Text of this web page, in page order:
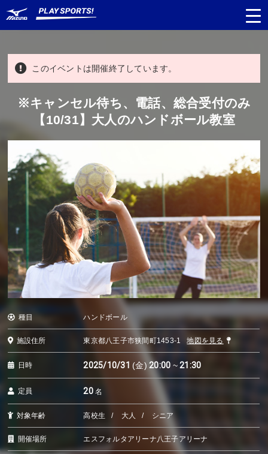
種目から探す
日程から探す
対象年齢 から探す
このイベントは開催終了しています。
※キャンセル待ち、電話、総合受付のみ
【10/31】大人のハンドボール教室
種目 ハンドボール
施設住所 東京都八王子市狭間町1453-1 地図を見る
日時 2025/10/31 (金) 20:00 ~ 21:30
定員 20名
対象年齢 高校生 大人 シニア
開催場所 エスフォルタアリーナ八王子アリーナ